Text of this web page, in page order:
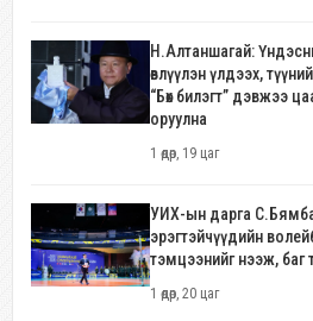
Н.Алтаншагай:
өвлүүлэн үлдээх,
“Бөх билэгт” дэвжээ
оруулна
1 өдөр, 19 цаг
УИХ-ын дарга
эрэгтэйчүүдийн
тэмцээнийг нээж,
1 өдөр, 20 цаг